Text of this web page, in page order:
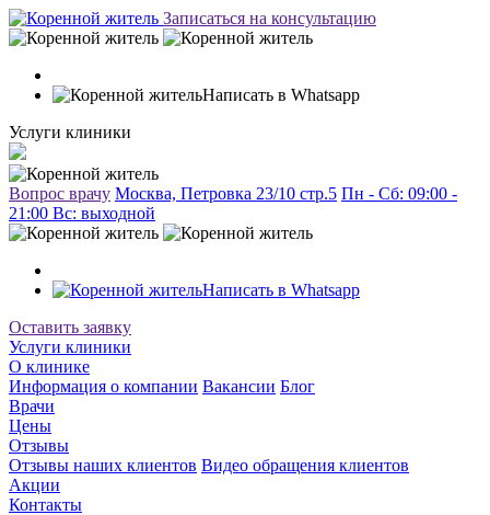
Записаться на консультацию
Написать в Whatsapp
Услуги клиники
Вопрос врачу Москва, Петровка 23/10 стр.5 Пн - Сб: 09:00 -
21:00 Вc: выходной
Написать в Whatsapp
Оставить заявку
Услуги клиники
О клинике
Информация о компании Вакансии Блог
Врачи
Цены
Отзывы
Отзывы наших клиентов Видео обращения клиентов
Акции
Контакты